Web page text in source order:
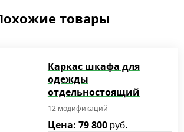
товары
Каркас шкафа для
одежды
отдельностоящий
12 модификаций
Цена: 79 800 руб.